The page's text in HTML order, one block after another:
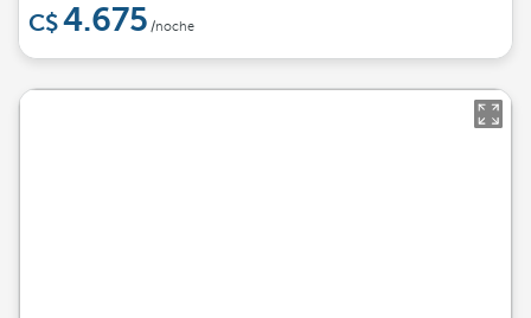
4.675 /noche